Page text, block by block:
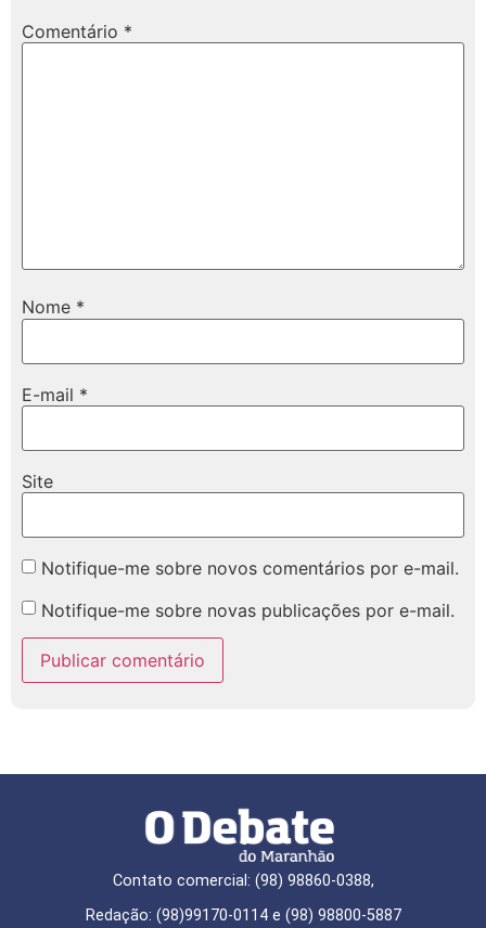
Comentário *
Nome *
E-mail *
Site
Notifique-me sobre novos comentários por e-mail.
Notifique-me sobre novas publicações por e-mail.
Contato comercial: (98) 98860-0388,
Redação: (98)99170-0114 e (98) 98800-5887